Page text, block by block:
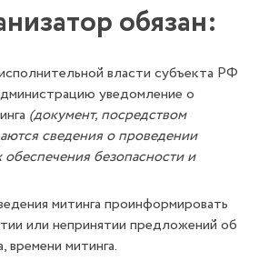
обязан:
власти субъекта РФ
уведомление о
(документ, посредством
сведения о проведении
обеспечения безопасности и
митинга проинформировать
или непринятии предложений об
времени митинга.